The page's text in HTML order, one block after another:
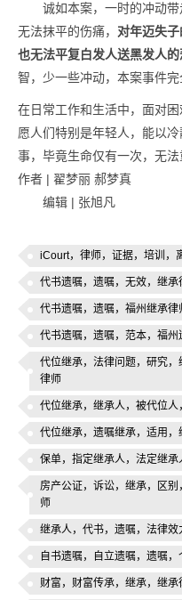
诚如本案，一时的冲动
无法抹平的伤痛， 对年迈失
也无法平复白发人送黑发人的
智，少一些冲动，本案事件完
在日常工作和生活中，面对
愿人们特别是年轻人，能以
事，毕竟生命仅有一次，无法
作者 | 翟梦丽 郝梦真
编辑 | 张旭凡
iCourt，律师，证据，培训，
代书遗嘱，遗嘱，无效，继承
代书遗嘱，遗嘱，福州继承律
代书遗嘱，遗嘱，范本，福州
代位继承，法律问题，研究
律师
代位继承，继承人，被代位
代位继承，遗嘱继承，适用，
保单，指定继承人，法定继承
房产公证，诉讼，继承，区
师
继承人，代书，遗嘱，法律
自书遗嘱，自立遗嘱，遗嘱
财富，财富传承，继承，继